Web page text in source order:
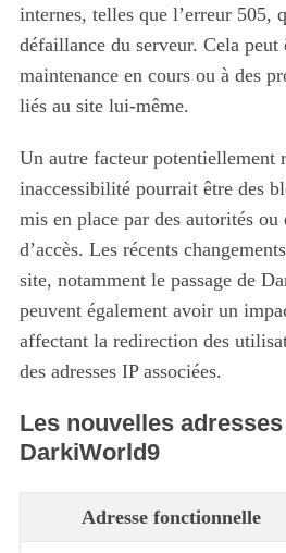
internes, telles que l’erreur 505,
défaillance du serveur. Cela peut
maintenance en cours ou à des
liés au site lui-même.
Un autre facteur potentiellement
inaccessibilité pourrait être des
mis en place par des autorités ou
d’accès. Les récents
site, notamment le passage de
peuvent également avoir un
affectant la redirection des
des adresses IP associées.
Les nouvelles
DarkiWorld9
Adresse fonctionnelle